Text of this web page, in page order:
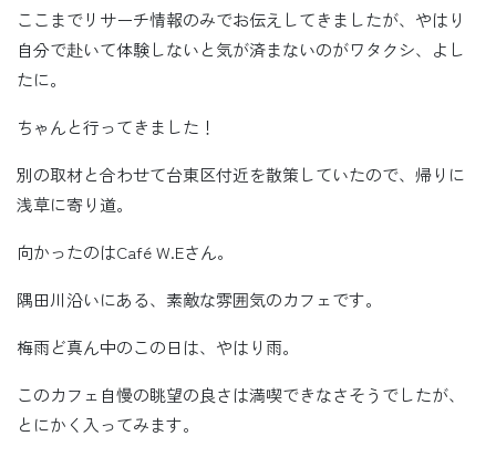
ここまでリサーチ情報のみでお伝えしてきましたが、やはり
自分で赴いて体験しないと気が済まないのがワタクシ、よし
たに。
ちゃんと行ってきました！
別の取材と合わせて台東区付近を散策していたので、帰りに
浅草に寄り道。
向かったのはCafé W.Eさん。
隅田川沿いにある、素敵な雰囲気のカフェです。
梅雨ど真ん中のこの日は、やはり雨。
このカフェ自慢の眺望の良さは満喫できなさそうでしたが、
とにかく入ってみます。